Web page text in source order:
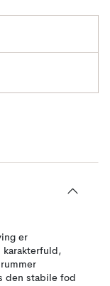
er
karakterfuld,
den stabile fod